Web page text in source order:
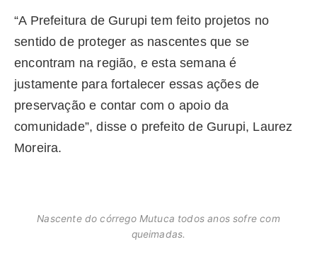
“A Prefeitura de Gurupi tem feito projetos no
sentido de proteger as nascentes que se
encontram na região, e esta semana é
justamente para fortalecer essas ações de
preservação e contar com o apoio da
comunidade”, disse o prefeito de Gurupi, Laurez
Moreira.
Nascente do córrego Mutuca todos anos sofre com
queimadas.